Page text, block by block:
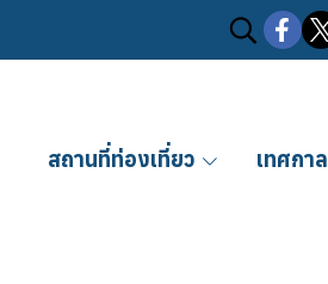
สถานที่ท่องเที่ยว เทศกาล